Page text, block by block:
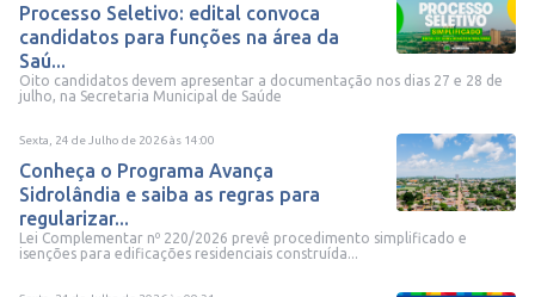
Processo Seletivo: edital convoca
candidatos para funções na área da
Saú...
Oito candidatos devem apresentar a documentação nos dias 27 e 28 de
julho, na Secretaria Municipal de Saúde
Sexta, 24 de Julho de 2026às 14:00
Conheça o Programa Avança
Sidrolândia e saiba as regras para
regularizar...
Lei Complementar nº 220/2026 prevê procedimento simplificado e
isenções para edificações residenciais construída...